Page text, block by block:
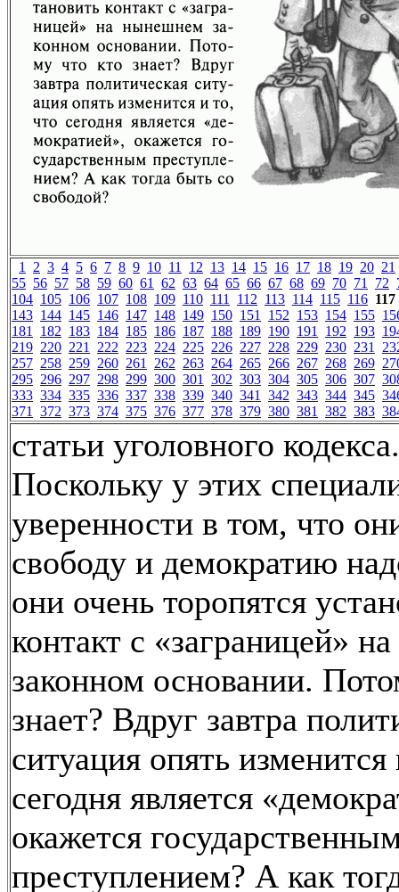
1 2 3 4 5 6 7 8 9 10 11 12 13 14 15 16 17 18 19 20 21
55 56 57 58 59 60 61 62 63 64 65 66 67 68 69 70 71 72
104 105 106 107 108 109 110 111 112 113 114 115 116 117
143 144 145 146 147 148 149 150 151 152 153 154 155
181 182 183 184 185 186 187 188 189 190 191 192 193
219 220 221 222 223 224 225 226 227 228 229 230 231
257 258 259 260 261 262 263 264 265 266 267 268 269
295 296 297 298 299 300 301 302 303 304 305 306 307
333 334 335 336 337 338 339 340 341 342 343 344 345
371 372 373 374 375 376 377 378 379 380 381 382 383
статьи уголовного кодекса.
Поскольку у этих
уверенности в том, что
свободу и демократию
они очень торопятся
контакт с «заграницей»
законном основании.
знает? Вдруг завтра
ситуация опять изменится
сегодня является
окажется
преступлением? А как